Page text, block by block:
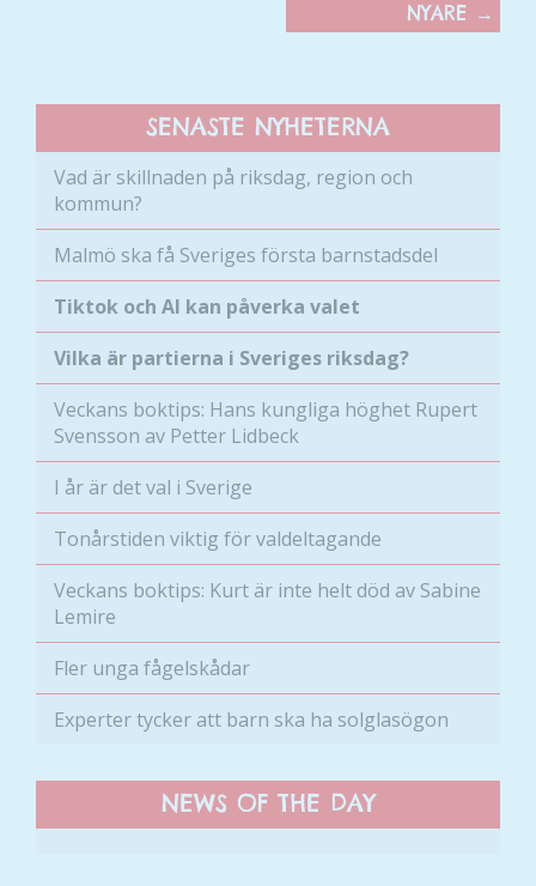
NYARE →
SENASTE NYHETERNA
Vad är skillnaden på riksdag, region och
kommun?
Malmö ska få Sveriges första barnstadsdel
Tiktok och AI kan påverka valet
Vilka är partierna i Sveriges riksdag?
Veckans boktips: Hans kungliga höghet Rupert
Svensson av Petter Lidbeck
I år är det val i Sverige
Tonårstiden viktig för valdeltagande
Veckans boktips: Kurt är inte helt död av Sabine
Lemire
Fler unga fågelskådar
Experter tycker att barn ska ha solglasögon
NEWS OF THE DAY
Upplevelse
prestera så
bra som
under ditt
här kakorna
funktionalitet
från
hemsidan.
Genom att dela
med dig av dina
intressen och ditt
beteende när du
chansen att få se
anpassat innehåll
och erbjudanden.